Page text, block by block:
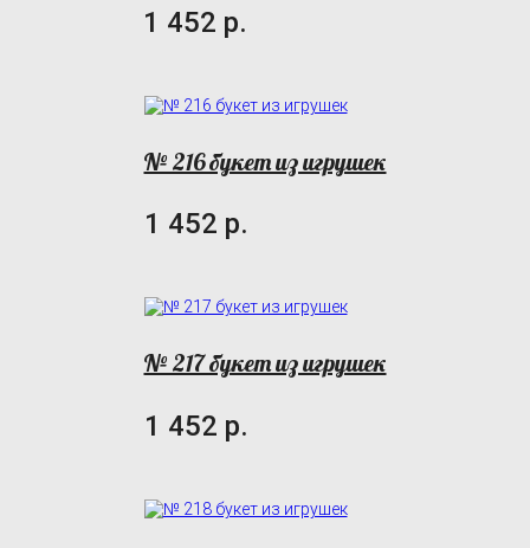
1 452 р.
№ 216 букет из игрушек
1 452 р.
№ 217 букет из игрушек
1 452 р.